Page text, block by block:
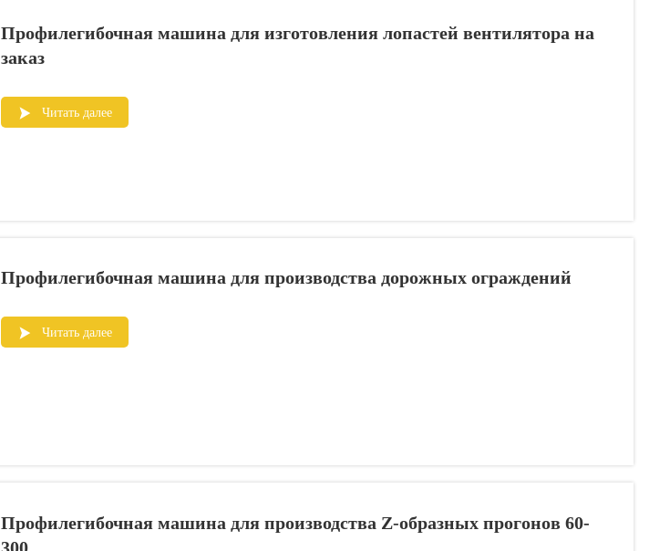
Профилегибочная машина для изготовления лопастей вентилятора на
заказ
 Читать далее
Профилегибочная машина для производства дорожных ограждений
 Читать далее
Профилегибочная машина для производства Z-образных прогонов 60-
300